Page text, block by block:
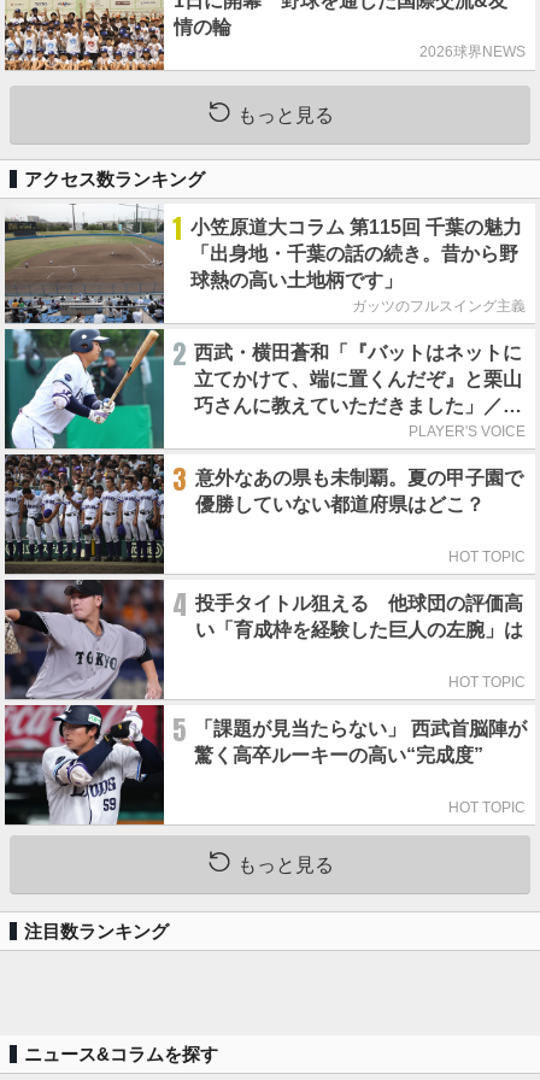
情の輪
2026球界NEWS
もっと見る
アクセス数ランキング
1 小笠原道大コラム 第115回 千葉の魅力
「出身地・千葉の話の続き。昔から野
球熱の高い土地柄です」
ガッツのフルスイング主義
2 西武・横田蒼和「『バットはネットに
立てかけて、端に置くんだぞ』と栗山
巧さんに教えていただきました」／憧
PLAYER'S VOICE
3 意外なあの県も未制覇。夏の甲子園で
優勝していない都道府県はどこ？
HOT TOPIC
4 投手タイトル狙える 他球団の評価高
い「育成枠を経験した巨人の左腕」は
HOT TOPIC
5
「課題が見当たらない」 西武首脳陣が
驚く高卒ルーキーの高い“完成度”
HOT TOPIC
もっと見る
注目数ランキング
ニュース&コラムを探す